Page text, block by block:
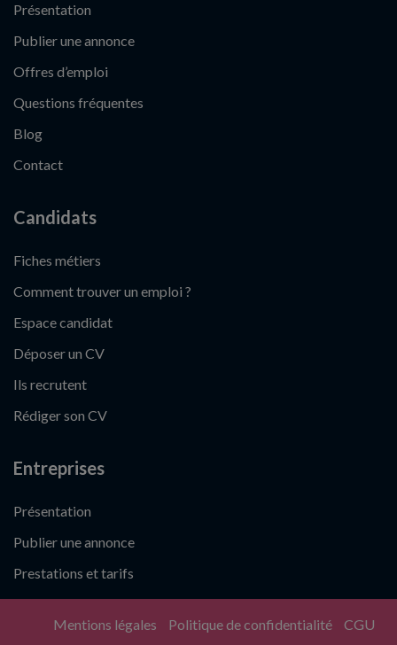
Présentation
Publier une annonce
Offres d’emploi
Questions fréquentes
Blog
Contact
Candidats
Fiches métiers
Comment trouver un emploi ?
Espace candidat
Déposer un CV
Ils recrutent
Rédiger son CV
Entreprises
Présentation
Publier une annonce
Prestations et tarifs
Mentions légales Politique de confidentialité
CGU